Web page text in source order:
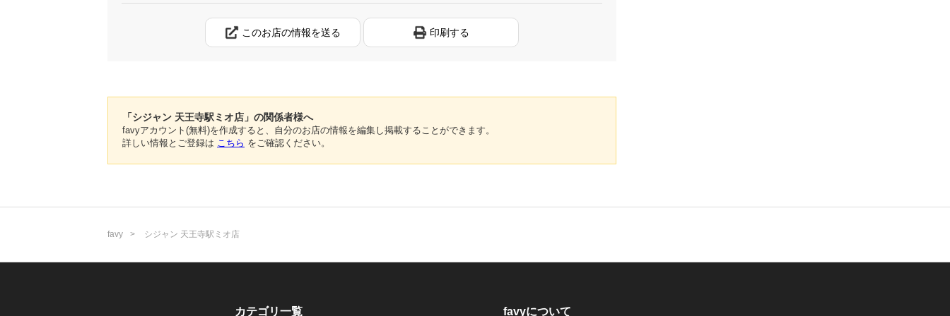
このお店の情報を送る 印刷する
「シジャン 天王寺駅ミオ店」の関係者様へ
favyアカウント(無料)を作成すると、自分のお店の情報を編集し掲載することができます。
詳しい情報とご登録は こちら をご確認ください。
favy シジャン 天王寺駅ミオ店
カテゴリ一覧 favyについて